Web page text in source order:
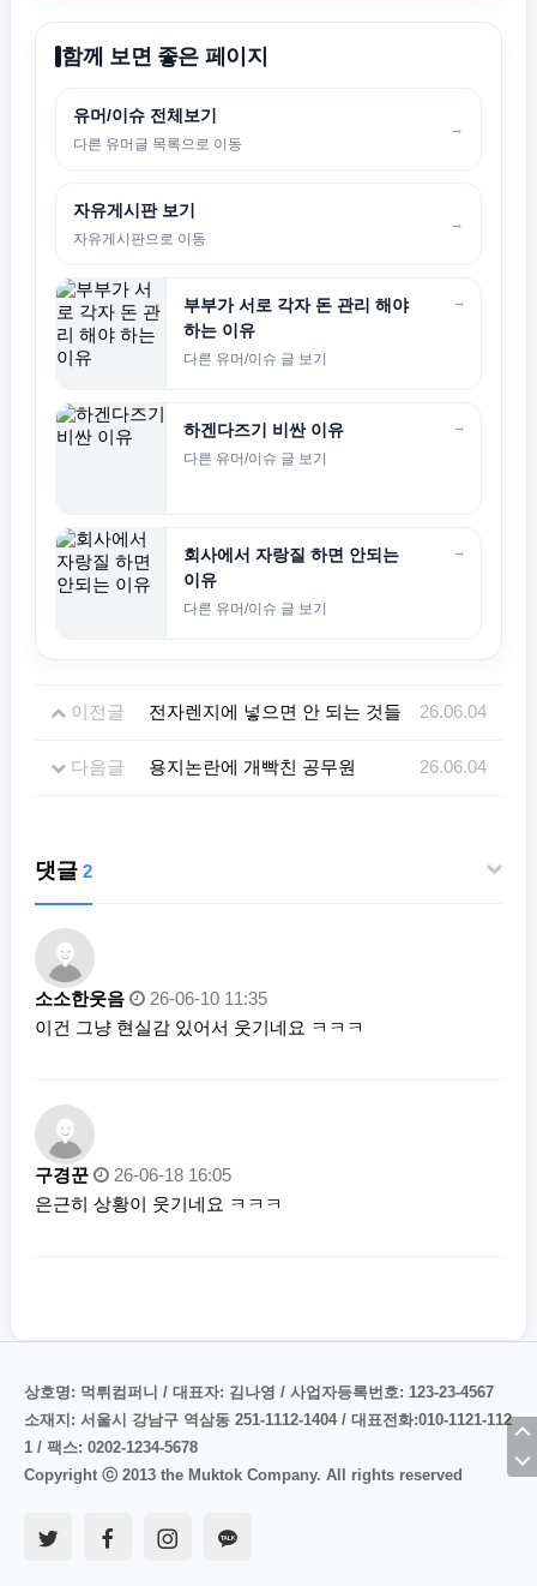
함께 보면 좋은 페이지
유머/이슈 전체보기
다른 유머글 목록으로 이동
→
자유게시판 보기
자유게시판으로 이동
→
부부가 서로 각자 돈 관리 해야
하는 이유
다른 유머/이슈 글 보기
→
하겐다즈기 비싼 이유
다른 유머/이슈 글 보기
→
회사에서 자랑질 하면 안되는
이유
다른 유머/이슈 글 보기
→
이전글 전자렌지에 넣으면 안 되는 것들 26.06.04
다음글 용지논란에 개빡친 공무원 26.06.04
댓글 2
소소한웃음
26-06-10 11:35
이건 그냥 현실감 있어서 웃기네요 ㅋㅋㅋ
구경꾼
26-06-18 16:05
은근히 상황이 웃기네요 ㅋㅋㅋ
상호명: 먹튀컴퍼니 / 대표자: 김나영 / 사업자등록번호: 123-23-4567
소재지: 서울시 강남구 역삼동 251-1112-1404 / 대표전화:010-1121-112
1 / 팩스: 0202-1234-5678
Copyright ⓒ 2013 the Muktok Company. All rights reserved